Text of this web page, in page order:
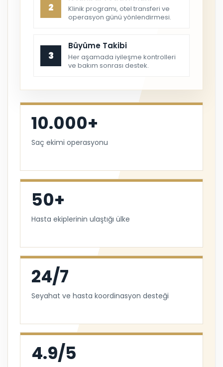
2
Klinik programı, otel transferi ve
operasyon günü yönlendirmesi.
3
Büyüme Takibi
Her aşamada iyileşme kontrolleri
ve bakım sonrası destek.
10.000+
Saç ekimi operasyonu
50+
Hasta ekiplerinin ulaştığı ülke
24/7
Seyahat ve hasta koordinasyon desteği
4.9/5